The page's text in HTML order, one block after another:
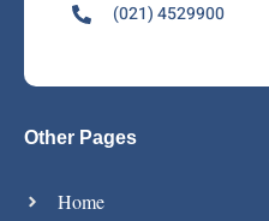
(021) 4529900
Other Pages
Home